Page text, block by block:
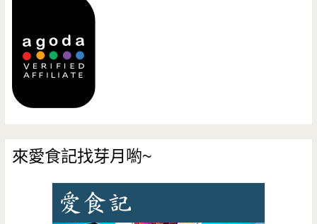
來愛食記找芽月喲~